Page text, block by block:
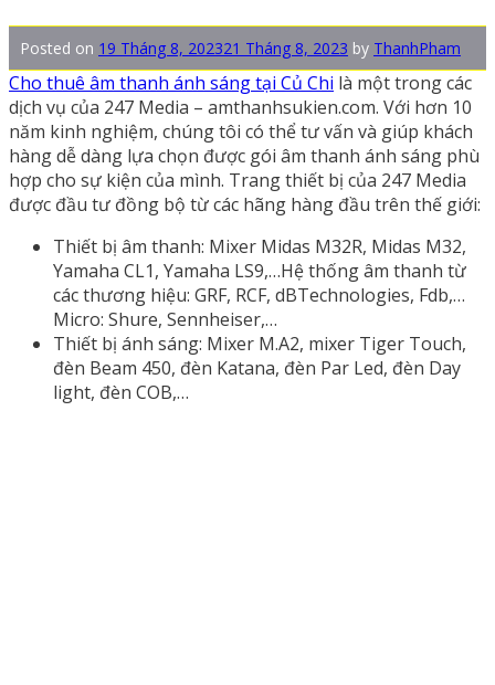
Posted on 19 Tháng 8, 202321 Tháng 8, 2023 by ThanhPham
Cho thuê âm thanh ánh sáng tại Củ Chi là một trong các
dịch vụ của 247 Media – amthanhsukien.com. Với hơn 10
năm kinh nghiệm, chúng tôi có thể tư vấn và giúp khách
hàng dễ dàng lựa chọn được gói âm thanh ánh sáng phù
hợp cho sự kiện của mình. Trang thiết bị của 247 Media
được đầu tư đồng bộ từ các hãng hàng đầu trên thế giới:
Thiết bị âm thanh: Mixer Midas M32R, Midas M32,
Yamaha CL1, Yamaha LS9,…Hệ thống âm thanh từ
các thương hiệu: GRF, RCF, dBTechnologies, Fdb,…
Micro: Shure, Sennheiser,…
Thiết bị ánh sáng: Mixer M.A2, mixer Tiger Touch,
đèn Beam 450, đèn Katana, đèn Par Led, đèn Day
light, đèn COB,…